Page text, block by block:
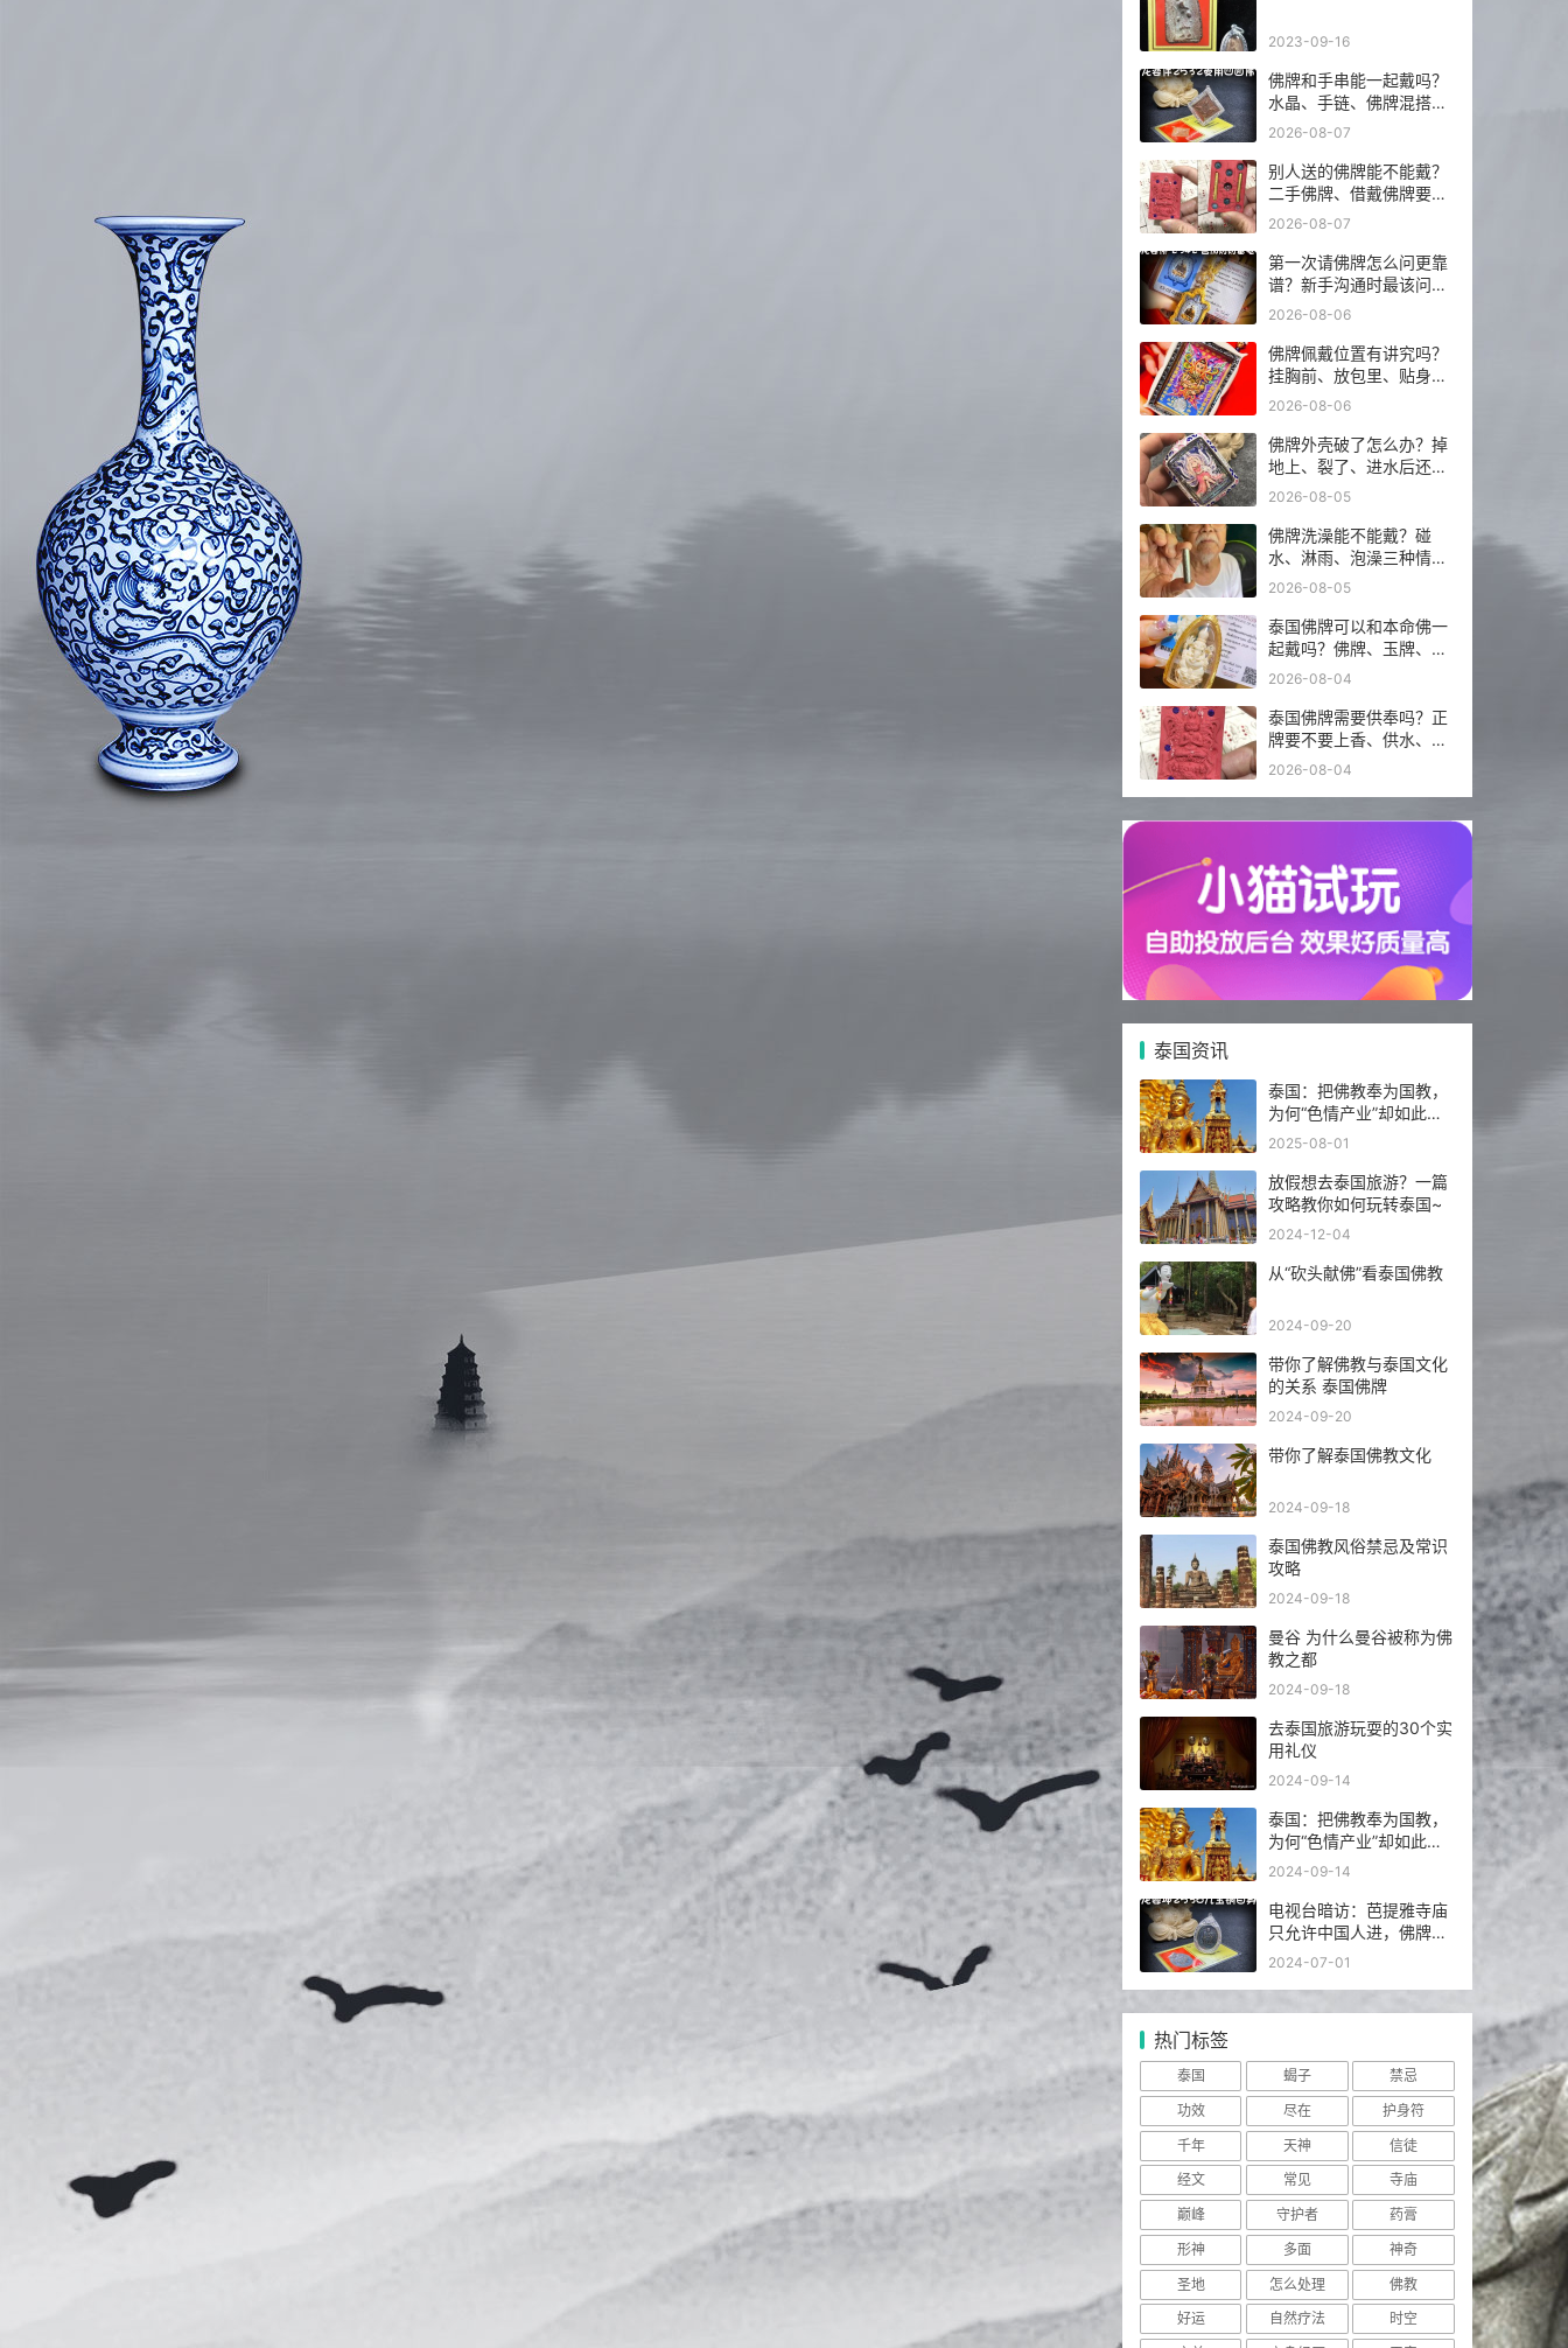
2023-09-16
佛牌和手串能一起戴吗？
水晶、手链、佛牌混搭前
先看这几点
2026-08-07
别人送的佛牌能不能戴？
二手佛牌、借戴佛牌要注
意什么
2026-08-07
第一次请佛牌怎么问更靠
谱？新手沟通时最该问的
5 个问题
2026-08-06
佛牌佩戴位置有讲究吗？
挂胸前、放包里、贴身戴
分别注意什么？
2026-08-06
佛牌外壳破了怎么办？掉
地上、裂了、进水后还能
不能继续戴？
2026-08-05
佛牌洗澡能不能戴？碰
水、淋雨、泡澡三种情况
分开说
2026-08-05
泰国佛牌可以和本命佛一
起戴吗？佛牌、玉牌、平
安符怎么搭更稳？
2026-08-04
泰国佛牌需要供奉吗？正
牌要不要上香、供水、摆
佛台一次讲明白
2026-08-04
泰国资讯
泰国：把佛教奉为国教，
为何“色情产业”却如此繁
荣发达？
2025-08-01
放假想去泰国旅游？一篇
攻略教你如何玩转泰国~
2024-12-04
从“砍头献佛”看泰国佛教
2024-09-20
带你了解佛教与泰国文化
的关系 泰国佛牌
2024-09-20
带你了解泰国佛教文化
2024-09-18
泰国佛教风俗禁忌及常识
攻略
2024-09-18
曼谷 为什么曼谷被称为佛
教之都
2024-09-18
去泰国旅游玩耍的30个实
用礼仪
2024-09-14
泰国：把佛教奉为国教，
为何“色情产业”却如此繁
荣发达？
2024-09-14
电视台暗访：芭提雅寺庙
只允许中国人进，佛牌高
于常价100多倍！
2024-07-01
热门标签
泰国 蝎子
禁忌
功效
尽在
护身符
千年
天神
信徒
经文
常见
寺庙
巅峰
守护者
药膏
形神
多面
神奇
圣地
怎么处理
佛教
好运
自然疗法
时空